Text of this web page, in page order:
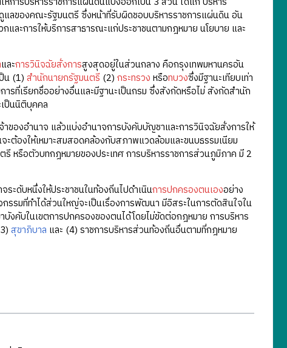
ลของคณะรัฐมนตรี ซึ่งหน้าที่รับผิดชอบบริหารราชการแผ่นดิน อัน
ละการให้บริการสาธารณะแก่ประชาชนตามกฎหมาย นโยบาย และ
และการวินิจฉัยสั่งการสูงสุดอยู่ในส่วนกลาง คือกรุงเทพมหานครอัน
น (1) สำนักนายกรัฐมนตรี (2) กระทรวง หรือทบวงซึ่งมีฐานะเทียบเท่า
ที่เรียกชื่ออย่างอื่นและมีฐานะเป็นกรม ซึ่งสังกัดหรือไม่ สังกัดสำนัก
ป็นนิติบุคคล
าของอำนาจ แล้วแบ่งอำนาจการบังคับบัญชาและการวินิจฉัยสั่งการให้
ต้องให้เหมาะสมสอดคล้องกับสภาพแวดล้อมและขนบธรรมเนียม
หรือตัวบทกฎหมายของประเทศ การบริหารราชการส่วนภูมิภาค มี 2
ะดับหนึ่งให้ประชาชนในท้องถิ่นไปดำเนินการปกครองตนเองอย่าง
รรมที่ทำได้ส่วนใหญ่จะเป็นเรื่องการพัฒนา มีอิสระในการตัดสินใจใน
คับในเขตการปกครองของตนได้โดยไม่ขัดต่อกฎหมาย การบริหาร
สุขาภิบาล และ (4) ราชการบริหารส่วนท้องถิ่นอื่นตามที่กฎหมาย